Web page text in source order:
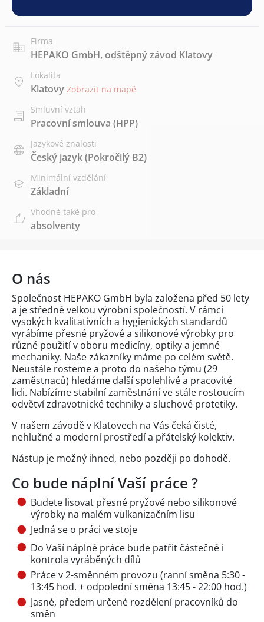
Firma
HEPAKO GmbH, odštěpný závod Klatovy
Lokalita
Klatovy Zobrazit na mapě
Smluvní vztah
Pracovní smlouva (HPP)
Jazykové znalosti
Český jazyk(Pokročilý B2)
Minimální vzdělání
Základní
Vhodné také pro
absolventy
O nás
Společnost HEPAKO GmbH byla založena před 50 lety
a je středně velkou výrobní společností. V rámci
vysokých kvalitativních a hygienických standardů
vyrábíme přesné pryžové a silikonové výrobky pro
různé použití v oboru medicíny, optiky a jemné
mechaniky. Naše zákazníky máme po celém světě.
Neustále rosteme a proto do našeho týmu (29
zaměstnaců) hledáme další spolehlivé a pracovité
lidi. Nabízíme stabilní zaměstnání ve stále rostoucím
odvětví zdravotnické techniky a sluchové protetiky.
V našem závodě v Klatovech na Vás čeká čisté,
nehlučné a moderní prostředí a přátelský kolektiv.
Nástup je možný ihned, nebo později po dohodě.
Co bude náplní Vaší práce ?
Budete lisovat přesné pryžové nebo silikonové
výrobky na malém vulkanizačním lisu
Jedná se o práci ve stoje
Do Vaší náplně práce bude patřit částečně i
kontrola vyráběných dílů
Práce v 2-směnném provozu (ranní směna 5:30 -
13:45 hod. + odpolední směna 13:45 - 22:00 hod.)
Jasné, předem určené rozdělení pracovníků do
směn